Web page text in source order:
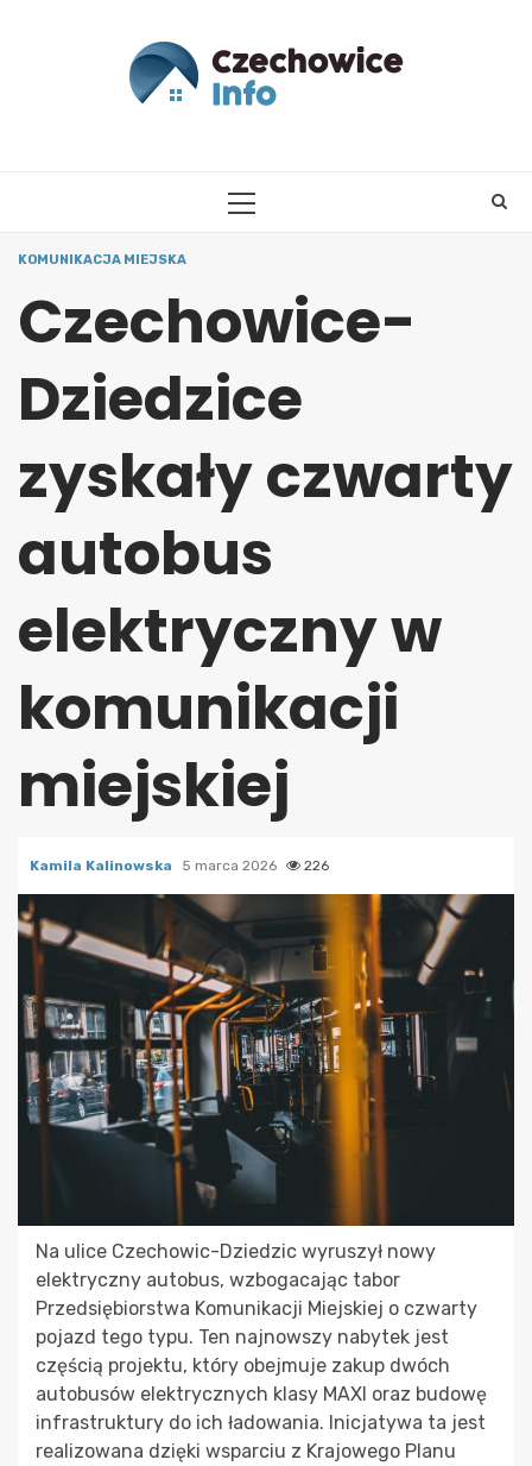
PRIMARY
KOMUNIKACJA MIEJSKA
Czechowice-
Dziedzice
zyskały czwarty
autobus
elektryczny w
komunikacji
miejskiej
Kamila Kalinowska 5 marca 2026 226
Na ulice Czechowic-Dziedzic wyruszył nowy
elektryczny autobus, wzbogacając tabor
Przedsiębiorstwa Komunikacji Miejskiej o czwarty
pojazd tego typu. Ten najnowszy nabytek jest
częścią projektu, który obejmuje zakup dwóch
autobusów elektrycznych klasy MAXI oraz budowę
infrastruktury do ich ładowania. Inicjatywa ta jest
realizowana dzięki wsparciu z Krajowego Planu